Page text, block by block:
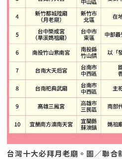
台灣十大必拜月老廟。圖／聯合